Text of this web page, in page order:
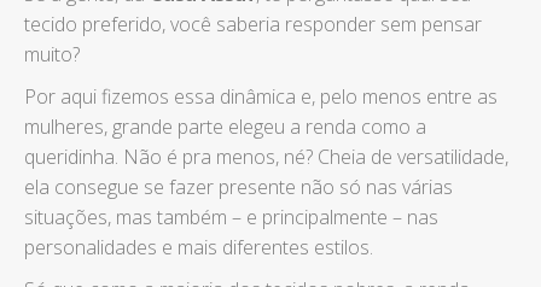
tecido preferido, você saberia responder sem pensar
muito?
Por aqui fizemos essa dinâmica e, pelo menos entre as
mulheres, grande parte elegeu a renda como a
queridinha. Não é pra menos, né? Cheia de versatilidade,
ela consegue se fazer presente não só nas várias
situações, mas também – e principalmente – nas
personalidades e mais diferentes estilos.